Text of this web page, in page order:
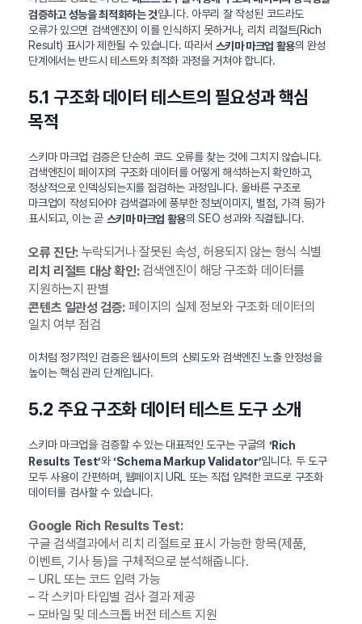
검증하고 성능을 최적화하는 것입니다. 아무리 잘 작성된 코드라도
오류가 있으면 검색엔진이 이를 인식하지 못하거나, 리치 리절트(Rich
Result) 표시가 제한될 수 있습니다. 따라서 스키마 마크업 활용의 완성
단계에서는 반드시 테스트와 최적화 과정을 거쳐야 합니다.
5.1 구조화 데이터 테스트의 필요성과 핵심
목적
스키마 마크업 검증은 단순히 코드 오류를 찾는 것에 그치지 않습니다.
검색엔진이 페이지의 구조화 데이터를 어떻게 해석하는지 확인하고,
정상적으로 인덱싱되는지를 점검하는 과정입니다. 올바른 구조로
마크업이 작성되어야 검색결과에 풍부한 정보(이미지, 별점, 가격 등)가
표시되고, 이는 곧 스키마 마크업 활용의 SEO 성과와 직결됩니다.
오류 진단:누락되거나 잘못된 속성, 허용되지 않는 형식 식별
리치 리절트 대상 확인:검색엔진이 해당 구조화 데이터를
지원하는지 판별
콘텐츠 일관성 검증:페이지의 실제 정보와 구조화 데이터의
일치 여부 점검
이처럼 정기적인 검증은 웹사이트의 신뢰도와 검색엔진 노출 안정성을
높이는 핵심 관리 단계입니다.
5.2 주요 구조화 데이터 테스트 도구 소개
스키마 마크업을 검증할 수 있는 대표적인 도구는 구글의 ‘Rich
Results Test’와‘Schema Markup Validator’입니다. 두 도구
모두 사용이 간편하며, 웹페이지 URL 또는 직접 입력한 코드로 구조화
데이터를 검사할 수 있습니다.
Google Rich Results Test:
구글 검색결과에서 리치 리절트로 표시 가능한 항목(제품,
이벤트, 기사 등)을 구체적으로 분석해줍니다.
– URL 또는 코드 입력 가능
– 각 스키마 타입별 검사 결과 제공
– 모바일 및 데스크톱 버전 테스트 지원